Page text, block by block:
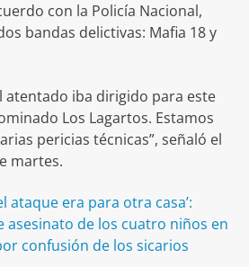
con la Policía Nacional,
bandas delictivas: Mafia 18 y
atentado iba dirigido para este
Los Lagartos. Estamos
pericias técnicas”, señaló el
martes.
ataque era para otra casa’:
asesinato de los cuatro niños en
confusión de los sicarios